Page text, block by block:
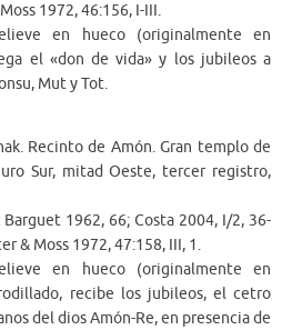
1972, 46:156, I-III.
en hueco (originalmente en
el «don de vida» y los jubileos a
Mut y Tot.
Recinto de Amón. Gran templo de
Sur, mitad Oeste, tercer registro,
Barguet 1962, 66; Costa 2004, I/2, 36-
& Moss 1972, 47:158, III, 1.
en hueco (originalmente en
recibe los jubileos, el cetro
del dios Amón-Re, en presencia de